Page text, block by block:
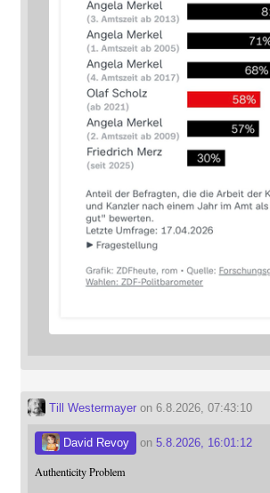
Till Westermayeron 6.8.2026, 07:43:10
David Revoy on 5.8.2026, 16:01:12
Authenticity Problem